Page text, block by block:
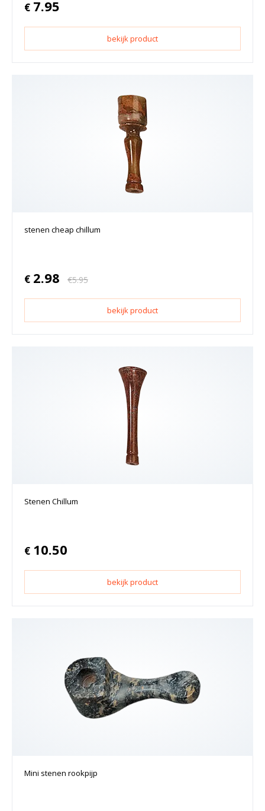
€ 7.95
bekijk product
stenen cheap chillum
€ 2.98 €5.95
bekijk product
Stenen Chillum
€ 10.50
bekijk product
Mini stenen rookpijp